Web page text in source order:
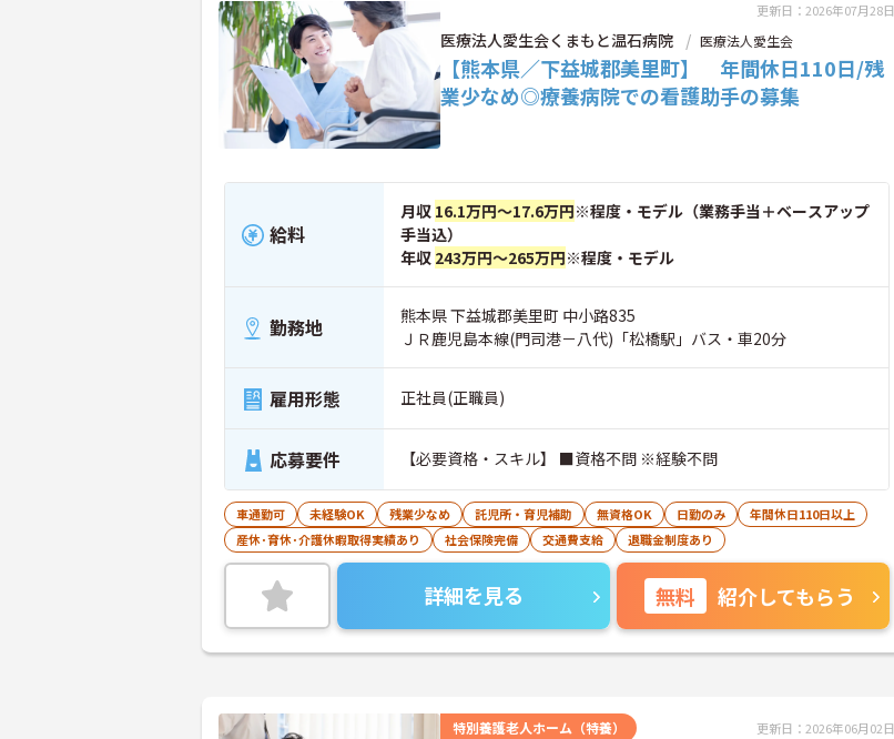
更新日：2026年07月28日
医療法人愛生会くまもと温石病院 医療法人愛生会
【熊本県／下益城郡美里町】 年間休日110日/残
業少なめ◎療養病院での看護助手の募集
給料
月収 16.1万円～17.6万円※程度・モデル（業務手当＋ベースアップ
手当込）
年収 243万円～265万円※程度・モデル
勤務地
熊本県 下益城郡美里町 中小路835
ＪＲ鹿児島本線(門司港－八代)「松橋駅」バス・車20分
雇用形態 正社員(正職員)
応募要件 【必要資格・スキル】 ■資格不問 ※経験不問
車通勤可 未経験OK 残業少なめ 託児所・育児補助 無資格OK 日勤のみ
年間休日110日以上
産休･育休･介護休暇取得実績あり
社会保険完備 交通費支給 退職金制度あり
詳細を見る 無料 紹介してもらう
特別養護老人ホーム（特養） 更新日：2026年06月02日